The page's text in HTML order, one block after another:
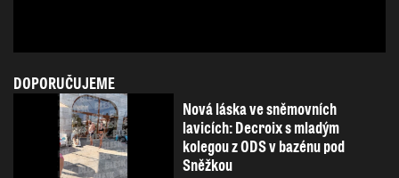
DOPORUČUJEME
Nová láska ve sněmovních
lavicích: Decroix s mladým
kolegou z ODS v bazénu pod
Sněžkou